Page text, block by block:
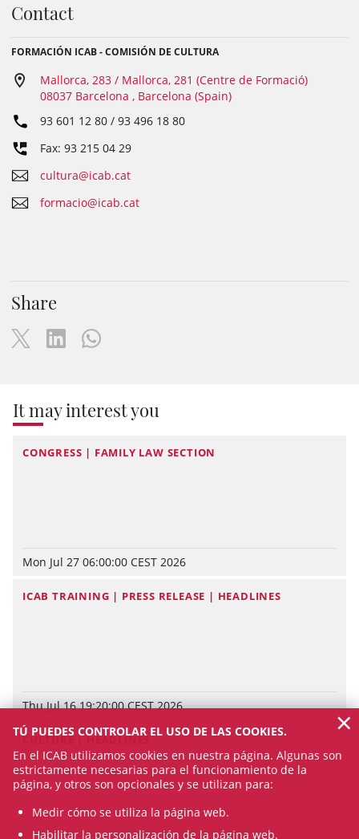
Contact
FORMACIÓN ICAB - COMISIÓN DE CULTURA
Mallorca, 283 / Mallorca, 281 (Centre de Formació)
08037 Barcelona , Barcelona (Spain)
93 601 12 80 / 93 496 18 80
Fax: 93 215 04 29
cultura@icab.cat
formacio@icab.cat
Share
It may interest you
CONGRESS | FAMILY LAW SECTION
Mon Jul 27 06:00:00 CEST 2026
ICAB TRAINING | PRESS RELEASE | HEADLINES
Thu Jul 16 19:20:00 CEST 2026
CULTURE | HEADLINES
TÚ PUEDES CONTROLAR EL USO DE LAS COOKIES.
En el ICAB utilizamos cookies en nuestra página. Algunas son
estrictamente necesarias para el funcionamiento de la
página, y otros son opcionales y se utilizan para:
Medir cómo se utiliza la página web.
Habilitar la personalización de la página web.
×